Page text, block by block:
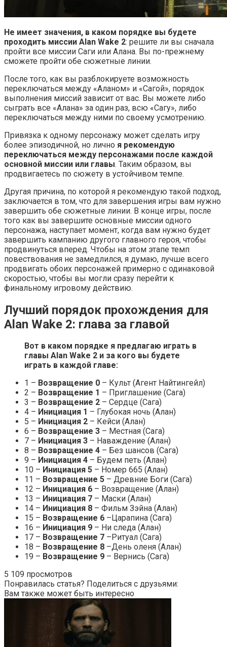
Не имеет значения, в каком порядке вы будете
проходить миссии Alan Wake 2: решите ли вы сначала
пройти все миссии Саги или Алана. Вы по-прежнему
сможете пройти обе сюжетные линии.
После того, как вы разблокируете возможность
переключаться между «Аланом» и «Сагой», порядок
выполнения миссий зависит от вас. Вы можете либо
сыграть все «Алана» за один раз, всю «Сагу», либо
переключаться между ними по своему усмотрению.
Привязка к одному персонажу может сделать игру
более эпизодичной, но лично я рекомендую
переключаться между персонажами после каждой
основной миссии или главы. Таким образом, вы
продвигаетесь по сюжету в устойчивом темпе.
Другая причина, по которой я рекомендую такой подход,
заключается в том, что для завершения игры вам нужно
завершить обе сюжетные линии. В конце игры, после
того как вы завершите основные миссии одного
персонажа, наступает момент, когда вам нужно будет
завершить кампанию другого главного героя, чтобы
продвинуться вперед. Чтобы на этом этапе темп
повествования не замедлился, я думаю, лучше всего
продвигать обоих персонажей примерно с одинаковой
скоростью, чтобы вы могли сразу перейти к
финальному игровому действию.
Лучший порядок прохождения для
Alan Wake 2: глава за главой
Вот в каком порядке я предлагаю играть в
главы Alan Wake 2 и за кого вы будете
играть в каждой главе:
1 – Возвращение 0 – Культ (Агент Найтингейл)
2 – Возвращение 1 – Приглашение (Сага)
3 – Возвращение 2 – Сердце (Сага)
4 – Инициация 1 – Глубокая ночь (Алан)
5 – Инициация 2 – Кейси (Алан)
6 – Возвращение 3 – Местная (Сага)
7 – Инициация 3 – Наваждение (Алан)
8 – Возвращение 4 – Без шансов (Сага)
9 – Инициация 4 – Будем петь (Алан)
10 – Инициация 5 – Номер 665 (Алан)
11 – Возвращение 5 – Древние Боги (Сага)
12 – Инициация 6 – Возвращение (Алан)
13 – Инициация 7 – Маски (Алан)
14 – Инициация 8 – Фильм Зэйна (Алан)
15 – Возвращение 6 –Царапина (Сага)
16 – Инициация 9 – Ни следа (Алан)
17 – Возвращение 7 –Ритуал (Сага)
18 – Возвращение 8 –День оленя (Алан)
19 – Возвращение 9 – Вернись (Сага)
5 109 просмотров
Понравилась статья? Поделиться с друзьями:
Вам также может быть интересно